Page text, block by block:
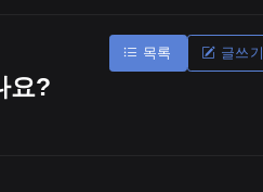
요?
목록 글쓰기